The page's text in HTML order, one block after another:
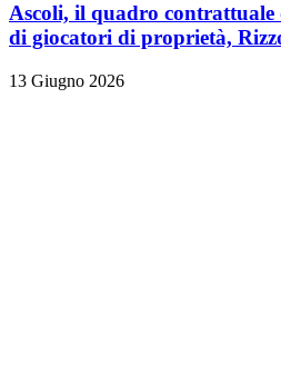
Ascoli, il quadro contrattuale
di giocatori di proprietà,
13 Giugno 2026